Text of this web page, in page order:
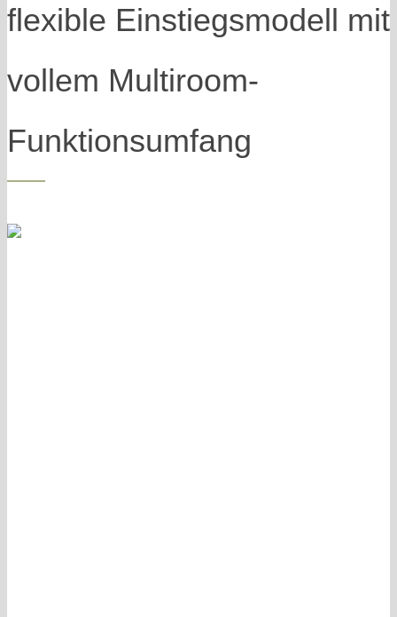
flexible Einstiegsmodell mit
vollem Multiroom-
Funktionsumfang